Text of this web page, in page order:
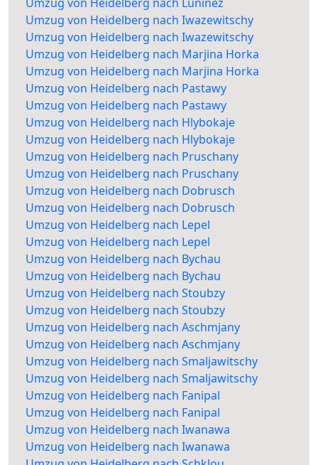
Umzug von Heidelberg nach Iwazewitschy
Umzug von Heidelberg nach Iwazewitschy
Umzug von Heidelberg nach Marjina Horka
Umzug von Heidelberg nach Marjina Horka
Umzug von Heidelberg nach Pastawy
Umzug von Heidelberg nach Pastawy
Umzug von Heidelberg nach Hlybokaje
Umzug von Heidelberg nach Hlybokaje
Umzug von Heidelberg nach Pruschany
Umzug von Heidelberg nach Pruschany
Umzug von Heidelberg nach Dobrusch
Umzug von Heidelberg nach Dobrusch
Umzug von Heidelberg nach Lepel
Umzug von Heidelberg nach Lepel
Umzug von Heidelberg nach Bychau
Umzug von Heidelberg nach Bychau
Umzug von Heidelberg nach Stoubzy
Umzug von Heidelberg nach Stoubzy
Umzug von Heidelberg nach Aschmjany
Umzug von Heidelberg nach Aschmjany
Umzug von Heidelberg nach Smaljawitschy
Umzug von Heidelberg nach Smaljawitschy
Umzug von Heidelberg nach Fanipal
Umzug von Heidelberg nach Fanipal
Umzug von Heidelberg nach Iwanawa
Umzug von Heidelberg nach Iwanawa